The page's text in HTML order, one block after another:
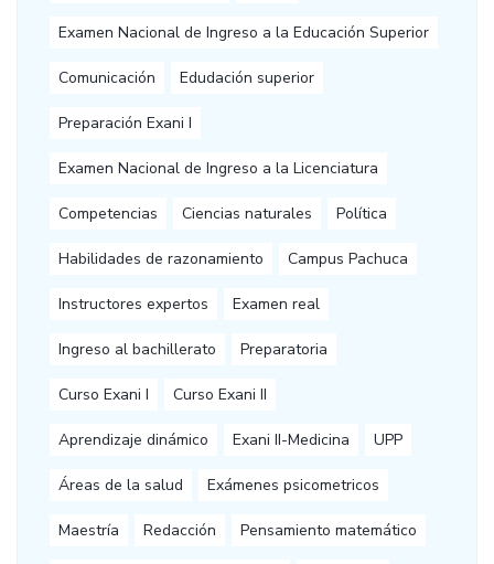
Examen Nacional de Ingreso a la Educación Superior
Comunicación Edudación superior
Preparación Exani I
Examen Nacional de Ingreso a la Licenciatura
Competencias Ciencias naturales Política
Habilidades de razonamiento Campus Pachuca
Instructores expertos Examen real
Ingreso al bachillerato Preparatoria
Curso Exani I Curso Exani II
Aprendizaje dinámico Exani II-Medicina UPP
Áreas de la salud Exámenes psicometricos
Maestría Redacción Pensamiento matemático